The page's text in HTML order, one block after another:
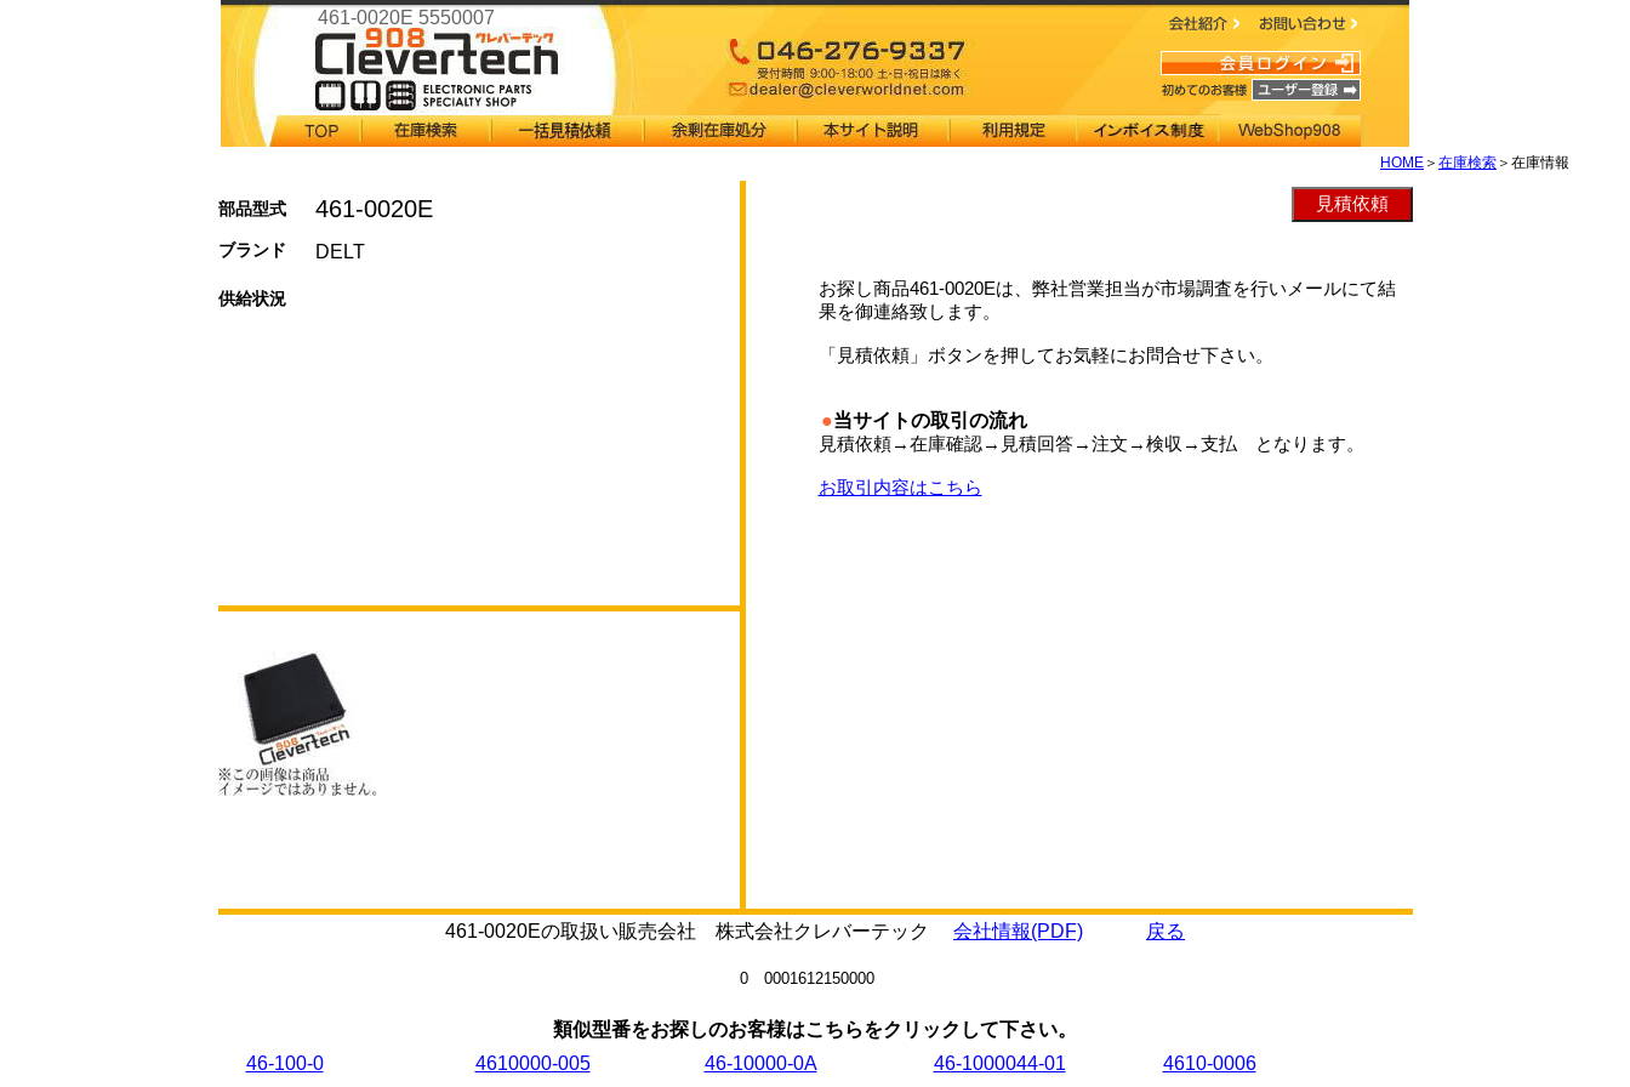
461-0020E 5550007
HOME ＞ 在庫検索 ＞在庫情報
部品型式 461-0020E
ブランド DELT
供給状況
お探し商品461-0020Eは、弊社営業担当が市場調査を行いメールにて結
果を御連絡致します。
「見積依頼」ボタンを押してお気軽にお問合せ下さい。
●当サイトの取引の流れ
見積依頼→在庫確認→見積回答→注文→検収→支払 となります。
お取引内容はこちら
461-0020Eの取扱い販売会社 株式会社クレバーテック 会社情報(PDF) 戻る
0 0001612150000
類似型番をお探しのお客様はこちらをクリックして下さい。
46-100-0
4610000-005 46-10000-0A 46-1000044-01 4610-0006